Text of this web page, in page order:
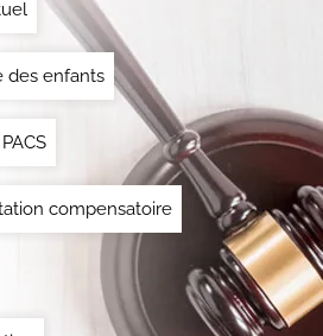
des enfants
PACS
compensatoire